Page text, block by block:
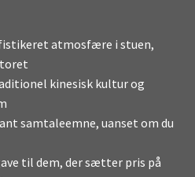
atmosfære i stuen,
kinesisk kultur og
samtaleemne, uanset om du
til dem, der sætter pris på